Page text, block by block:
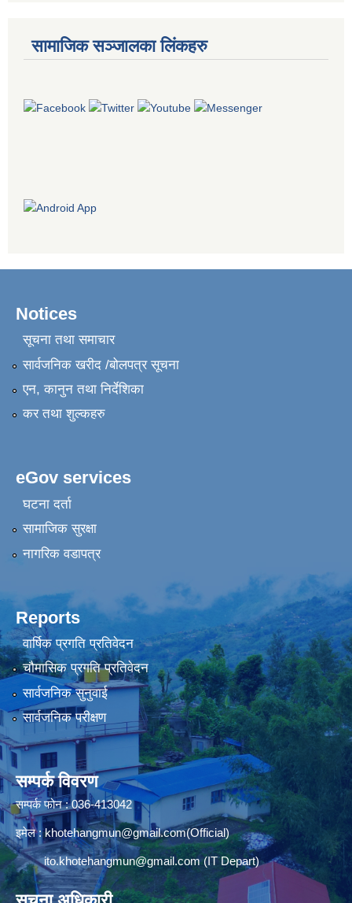
सामाजिक सञ्जालका लिंकहरु
Notices
सूचना तथा समाचार
सार्वजनिक खरीद /बोलपत्र सूचना
एन, कानुन तथा निर्देशिका
कर तथा शुल्कहरु
eGov services
घटना दर्ता
सामाजिक सुरक्षा
नागरिक वडापत्र
Reports
वार्षिक प्रगति प्रतिवेदन
चौमासिक प्रगति प्रतिवेदन
सार्वजनिक सुनुवाई
सार्वजनिक परीक्षण
सम्पर्क विवरण
सम्पर्क फोन : 036-413042
इमेल :khotehangmun@gmail.com(Official)
ito.khotehangmun@gmail.com(IT Depart)